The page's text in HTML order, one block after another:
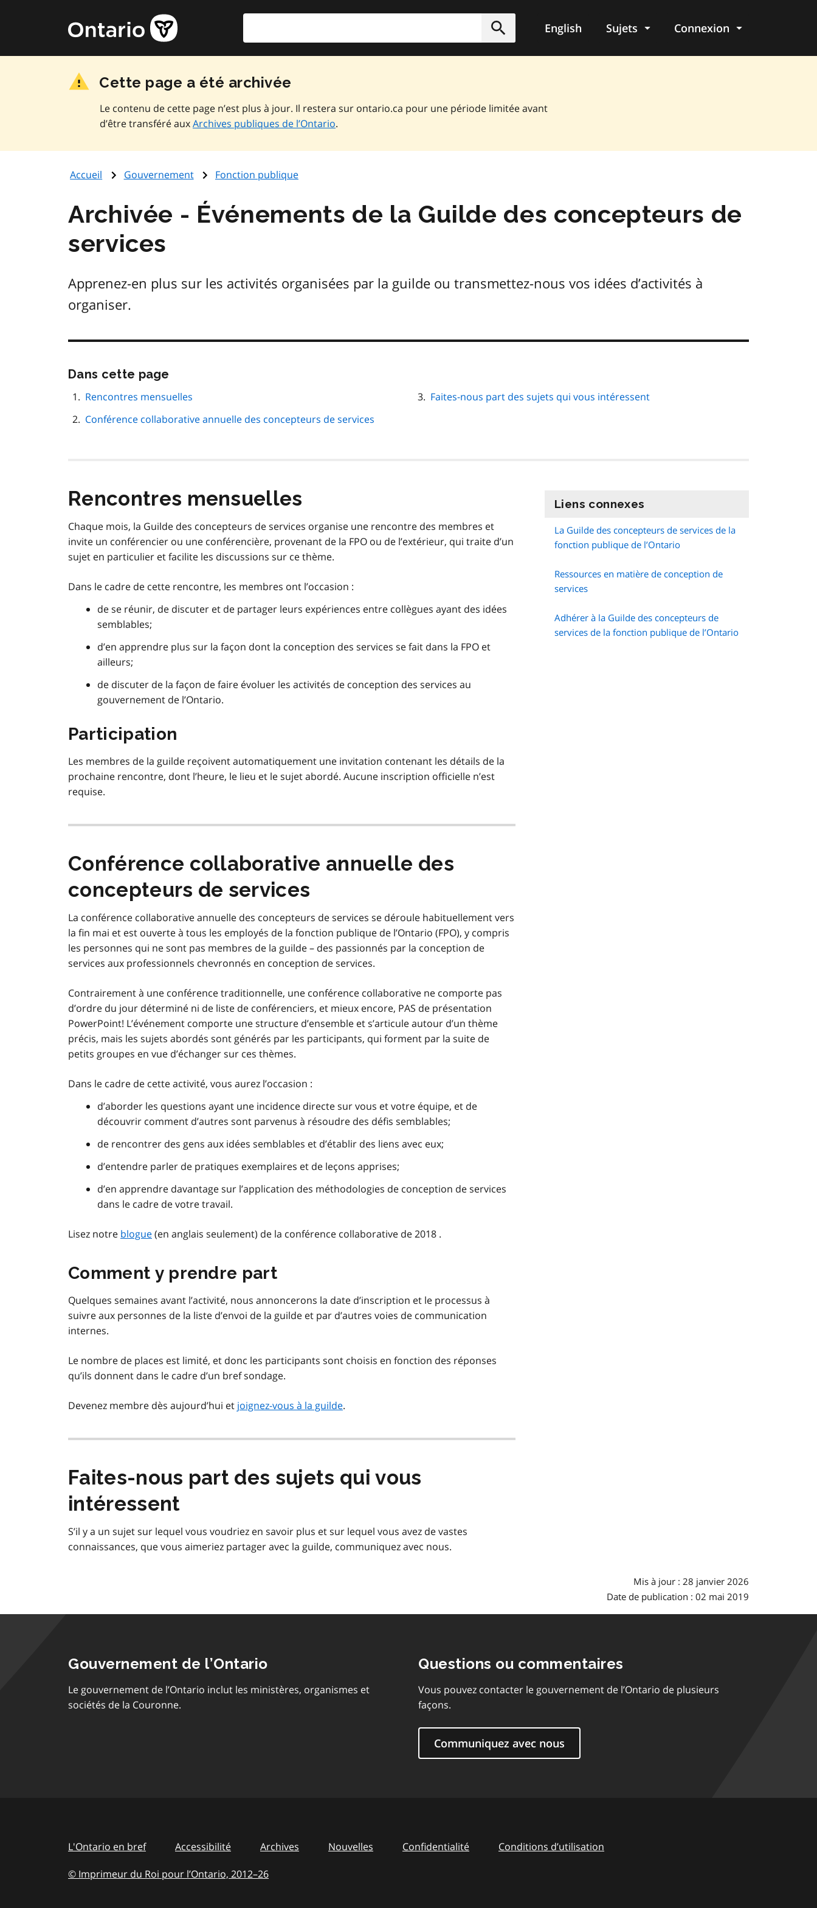
principal
Page
d'accueil
de
Soumettre
English Sujets Connexion
Cette page a été archivée
Le contenu de cette page n’est plus à jour. Il restera sur ontario.ca pour une période limitée avant
d’être transféré auxArchives publiques de l’Ontario.
Accueil Gouvernement Fonction publique
Événements de la Guilde des concepteurs de
services
Apprenez-en plus sur les activités organisées par la guilde ou transmettez-nous vos idées d’activités à
organiser.
Dans cette page
navigation
page
Rencontres mensuelles
Conférence collaborative annuelle des concepteurs de services
Faites-nous part des sujets qui vous intéressent
Rencontres mensuelles
Chaque mois, la Guilde des concepteurs de services organise une rencontre des membres et
invite un conférencier ou une conférencière, provenant de la FPO ou de l’extérieur, qui traite d’un
sujet en particulier et facilite les discussions sur ce thème.
Dans le cadre de cette rencontre, les membres ont l’occasion :
de se réunir, de discuter et de partager leurs expériences entre collègues ayant des idées
semblables;
d’en apprendre plus sur la façon dont la conception des services se fait dans la FPO et
ailleurs;
de discuter de la façon de faire évoluer les activités de conception des services au
gouvernement de l’Ontario.
Participation
Les membres de la guilde reçoivent automatiquement une invitation contenant les détails de la
prochaine rencontre, dont l’heure, le lieu et le sujet abordé. Aucune inscription officielle n’est
requise.
Conférence collaborative annuelle des
concepteurs de services
La conférence collaborative annuelle des concepteurs de services se déroule habituellement vers
la fin mai et est ouverte à tous les employés de la fonction publique de l’Ontario (FPO), y compris
les personnes qui ne sont pas membres de la guilde – des passionnés par la conception de
services aux professionnels chevronnés en conception de services.
Contrairement à une conférence traditionnelle, une conférence collaborative ne comporte pas
d’ordre du jour déterminé ni de liste de conférenciers, et mieux encore, PAS de présentation
PowerPoint! L’événement comporte une structure d’ensemble et s’articule autour d’un thème
précis, mais les sujets abordés sont générés par les participants, qui forment par la suite de
petits groupes en vue d’échanger sur ces thèmes.
Dans le cadre de cette activité, vous aurez l’occasion :
d’aborder les questions ayant une incidence directe sur vous et votre équipe, et de
découvrir comment d’autres sont parvenus à résoudre des défis semblables;
de rencontrer des gens aux idées semblables et d’établir des liens avec eux;
d’entendre parler de pratiques exemplaires et de leçons apprises;
d’en apprendre davantage sur l’application des méthodologies de conception de services
dans le cadre de votre travail.
Lisez notre blogue(en anglais seulement) de la conférence collaborative de 2018 .
Comment y prendre part
Quelques semaines avant l’activité, nous annoncerons la date d’inscription et le processus à
suivre aux personnes de la liste d’envoi de la guilde et par d’autres voies de communication
internes.
Le nombre de places est limité, et donc les participants sont choisis en fonction des réponses
qu’ils donnent dans le cadre d’un bref sondage.
Devenez membre dès aujourd’hui et joignez-vous à la guilde.
Faites-nous part des sujets qui vous
intéressent
S’il y a un sujet sur lequel vous voudriez en savoir plus et sur lequel vous avez de vastes
connaissances, que vous aimeriez partager avec la guilde, communiquez avec nous.
Liens connexes
La Guilde des concepteurs de services de la
fonction publique de l’Ontario
Ressources en matière de conception de
services
Adhérer à la Guilde des concepteurs de
services de la fonction publique de l’Ontario
Mis à jour : 28 janvier 2026
Date de publication : 02 mai 2019
Gouvernement de l’Ontario
Le gouvernement de l’Ontario inclut les ministères, organismes et
sociétés de la Couronne.
Questions ou commentaires
Vous pouvez contacter le gouvernement de l’Ontario de plusieurs
façons.
Communiquez avec nous
L'Ontario en bref Accessibilité Archives Nouvelles Confidentialité Conditions d’utilisation
© Imprimeur du Roi pour l’Ontario, 2012–to
26